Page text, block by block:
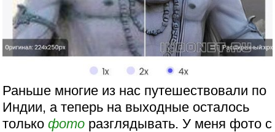
Раньше многие из нас путешествовали по
Индии, а теперь на выходные осталось
толькофото разглядывать. У меня фото с